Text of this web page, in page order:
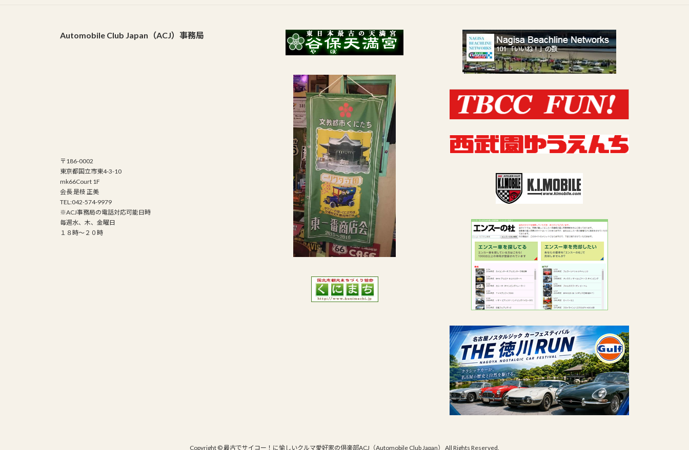
Automobile Club Japan（ACJ）事務局
〒186-0002
東京都国立市東4-3-10
mk66Court 1F
会長 是枝 正美
TEL:042-574-9979
※ACJ事務局の電話対応可能日時
毎週水、木、金曜日
１８時～２０時
Copyright © 最古でサイコー！に愉しいクルマ愛好家の倶楽部ACJ（Automobile Club Japan） All Rights Reserved.